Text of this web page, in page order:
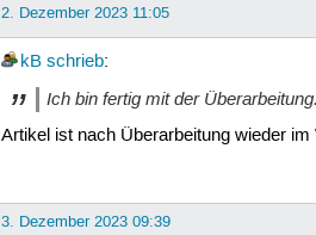
2. Dezember 2023 11:05
kB schrieb:
Ich bin fertig mit der
Artikel ist nach Überarbeitung wieder im
3. Dezember 2023 09:39